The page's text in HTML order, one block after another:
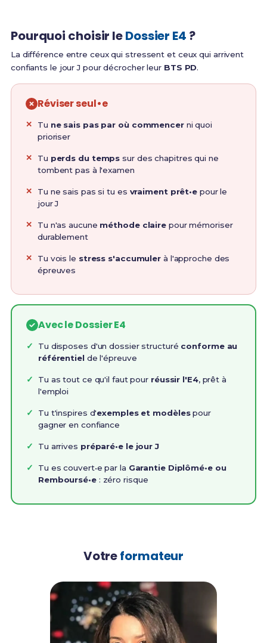
Pourquoi choisir leDossier E4 ?
La différence entre ceux qui stressent et ceux qui arrivent
confiants le jour J pour décrocher leur BTS PD.
Réviser seul•e
Tu ne sais pas par où commencerni quoi
prioriser
Tu perds du temps sur des chapitres qui ne
tombent pas à l'examen
Tu ne sais pas si tu es vraiment prêt•e pour le
jour J
Tu n'as aucune méthode claire pour mémoriser
durablement
Tu vois le stress s'accumuler à l'approche des
épreuves
Avec le Dossier E4
Tu disposes d'un dossier structuré conforme au
référentielde l'épreuve
Tu as tout ce qu'il faut pour réussir l'E4, prêt à
l'emploi
Tu t'inspires d'exemples et modèlespour
gagner en confiance
Tu arrives préparé•e le jour J
Tu es couvert•e par la Garantie Diplômé•e ou
Remboursé•e: zéro risque
Votreformateur